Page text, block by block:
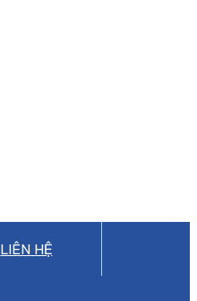
LIÊN HỆ